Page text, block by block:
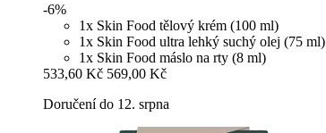
-6%
1x Skin Food tělový krém (100 ml)
1x Skin Food ultra lehký suchý olej (75 ml)
1x Skin Food máslo na rty (8 ml)
533,60 Kč 569,00 Kč
Doručení do 12. srpna